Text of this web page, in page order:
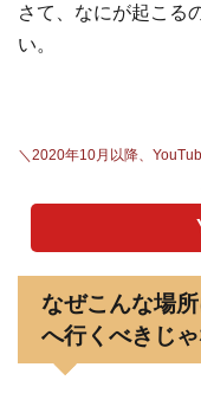
さて、なにが起こる
い。
＼2020年10月以降、
なぜこんな場
へ行くべきじ